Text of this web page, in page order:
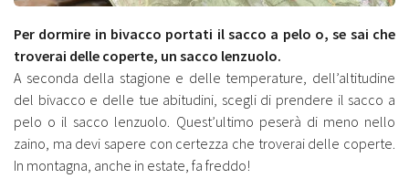
Per dormire in bivacco portati il sacco a pelo o, se sai che
troverai delle coperte, un sacco lenzuolo.
A seconda della stagione e delle temperature, dell’altitudine
del bivacco e delle tue abitudini, scegli di prendere il sacco a
pelo o il sacco lenzuolo. Quest’ultimo peserà di meno nello
zaino, ma devi sapere con certezza che troverai delle coperte.
In montagna, anche in estate, fa freddo!